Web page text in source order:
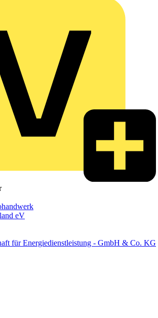
eV
für Energiedienstleistung - GmbH & Co. KG